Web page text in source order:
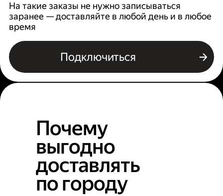
На такие заказы не нужно записываться
заранее — доставляйте в любой день и в любое
время
Подключиться
Почему
выгодно
доставлять
по городу